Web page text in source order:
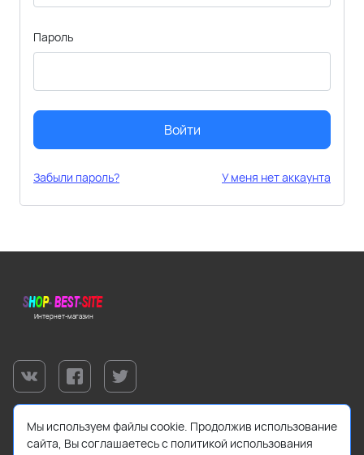
Пароль
Войти
Забыли пароль? У меня нет аккаунта
Интернет-магазин
Мы используем файлы cookie. Продолжив использование
сайта, Вы соглашаетесь с политикой использования